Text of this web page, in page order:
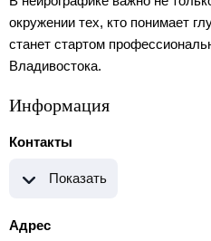
окружении тех, кто понимает
станет стартом
Владивостока.
Информация
Контакты
Показать
Адрес